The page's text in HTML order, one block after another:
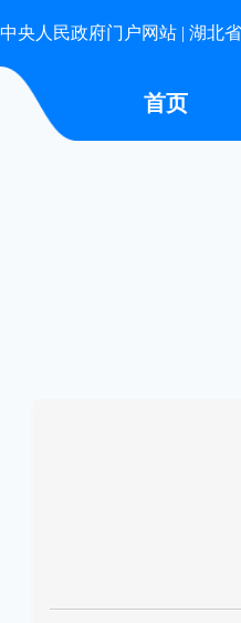
中央人民政府门户网站 | 湖北
首页